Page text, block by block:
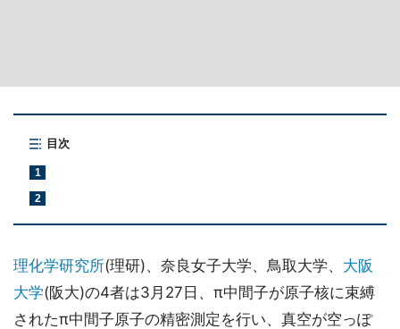
目次
1
2
理化学研究所(理研)、奈良女子大学、鳥取大学、 大阪
大学(阪大)の4者は3月27日、π中間子が原子核に束縛
されたπ中間子原子の精密測定を行い、真空が空っぽ